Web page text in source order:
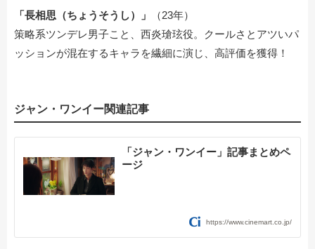
「長相思（ちょうそうし）」
（23年）
策略系ツンデレ男子こと、西炎瑲玹役。クールさとアツいパ
ッションが混在するキャラを繊細に演じ、高評価を獲得！
ジャン・ワンイー関連記事
「ジャン・ワンイー」記事まとめペ
ージ
https://www.cinemart.co.jp/